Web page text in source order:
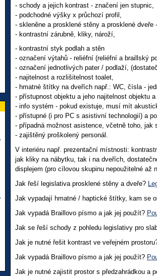
- schody a jejich kontrast - značení jen stupnic,
- podchodné výšky x průchozí profil,
- skleněne a prosklené stěny a prosklené dveře
- kontrastní zárubně, kliky, nároží,
- kontrastní styk podlah a stěn
- označení výtahů - reliéfní (reliéfní a braillský
- označení jednotlivých pater / podlaží,
- najitelnost a rozlišitelnost toalet,
- hmatné štítky na dveřích např.: WC, čísla -
- přístupnost objektu a jeho najitelnost objektu
- info systém - pokud existuje, musí mít
- přístupné (i pro PC s asistivní technologií) a
- případná možnost asistence, včetně toho, jak
- zajištěný proškolený personál.
V interiéru např. prezentační místnosti:
jak kliky na nábytku, tak i na dveřích,
displejem (pro cílovou skupinu nepoužitelné až
Jak řeší legislativa prosklené stěny a dveře?
Jak vypadají hmatné / haptické štítky, kam se
Jak vypadá Braillovo písmo a jak jej použít?
Jak se řeší schody z pohledu legislativy pro
Jak je nutné řešit kontrast ve veřejném
Jak vypadá Braillovo písmo a jak jej použít?
Jak je nutné zajistit prostor s předzahrádkou a